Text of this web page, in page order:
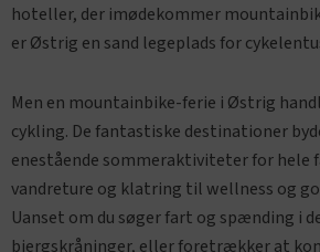
hoteller, der imødekommer
er Østrig en sand legeplads for
Men en mountainbike-ferie i Østrig
cykling. De fantastiske destinationer
enestående sommeraktiviteter for hele
vandreture og klatring til wellness og
Uanset om du søger fart og spænding i
bjergskråninger, eller foretrækker at